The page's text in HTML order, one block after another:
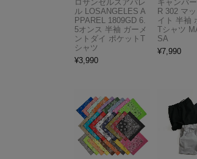
ロサンゼルスアパレ
ル LOSANGELES A
PPAREL 1809GD 6.
5オンス 半袖 ガーメ
ントダイ ポケットT
シャツ
¥3,990
キャンバ
R 302 マ
イト 半袖
Tシャツ
SA
¥7,990